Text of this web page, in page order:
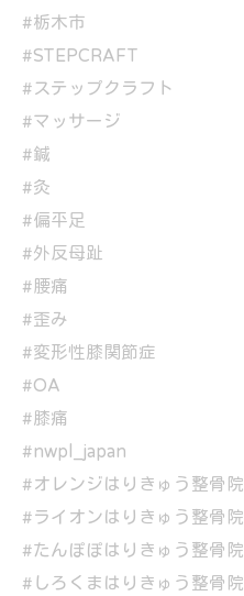
#栃木市
#STEPCRAFT
#ステップクラフト
#マッサージ
#鍼
#灸
#偏平足
#外反母趾
#腰痛
#歪み
#変形性膝関節症
#OA
#膝痛
#nwpl_japan
#オレンジはりきゅう整骨院
#ライオンはりきゅう整骨院
#たんぽぽはりきゅう整骨院
#しろくまはりきゅう整骨院